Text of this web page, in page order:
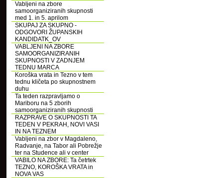
Vabljeni na zbore
samoorganiziranih skupnosti
med 1. in 5. aprilom
SKUPAJ ZA SKUPNO -
ODGOVORI ŽUPANSKIH
KANDIDATK_OV
VABLJENI NA ZBORE
SAMOORGANIZIRANIH
SKUPNOSTI V ZADNJEM
TEDNU MARCA
Koroška vrata in Tezno v tem
tednu kličeta po skupnostnem
duhu
Ta teden razpravljamo o
Mariboru na 5 zborih
samoorganiziranih skupnosti
RAZPRAVE O SKUPNOSTI TA
TEDEN V PEKRAH, NOVI VASI
IN NA TEZNEM
Vabljeni na zbor v Magdaleno,
Radvanje, na Tabor ali Pobrežje
ter na Studence ali v center
VABILO NA ZBORE: Ta četrtek
TEZNO, KOROŠKA VRATA in
NOVA VAS